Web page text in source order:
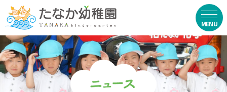
在園生向け